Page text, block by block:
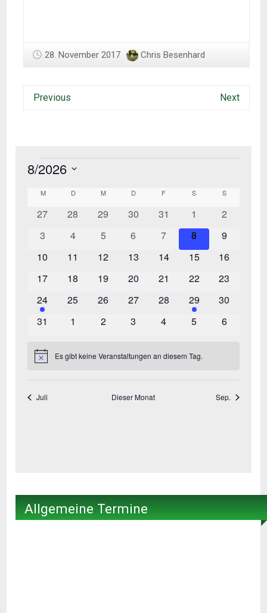
28. November 2017 Chris Besenhard
Previous Next
Allgemeine Termine